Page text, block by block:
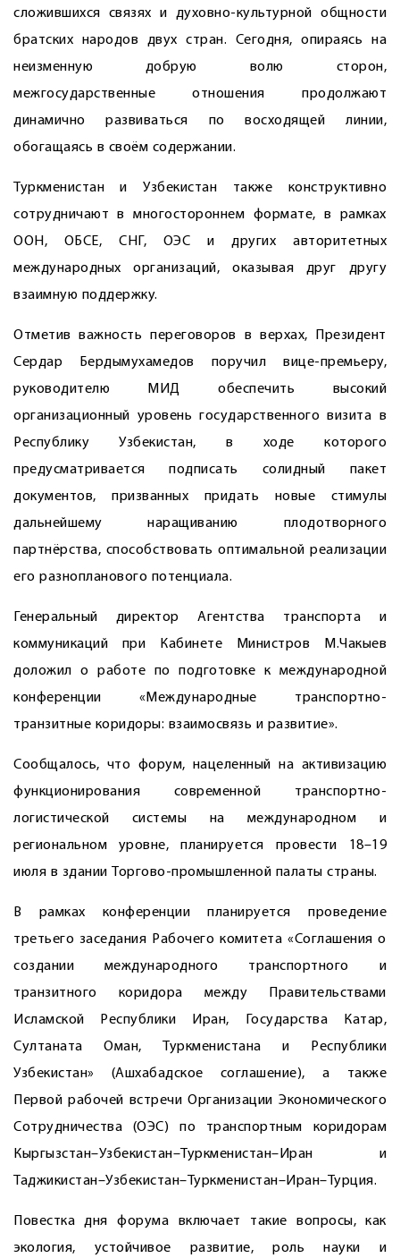
сложившихся связях и духовно-культурной общности
братских народов двух стран. Сегодня, опираясь на
неизменную добрую волю сторон,
межгосударственные отношения продолжают
динамично развиваться по восходящей линии,
обогащаясь в своём содержании.
Туркменистан и Узбекистан также конструктивно
сотрудничают в многостороннем формате, в рамках
ООН, ОБСЕ, СНГ, ОЭС и других авторитетных
международных организаций, оказывая друг другу
взаимную поддержку.
Отметив важность переговоров в верхах, Президент
Сердар Бердымухамедов поручил вице-премьеру,
руководителю МИД обеспечить высокий
организационный уровень государственного визита в
Республику Узбекистан, в ходе которого
предусматривается подписать солидный пакет
документов, призванных придать новые стимулы
дальнейшему наращиванию плодотворного
партнёрства, способствовать оптимальной реализации
его разнопланового потенциала.
Генеральный директор Агентства транспорта и
коммуникаций при Кабинете Министров М.Чакыев
доложил о работе по подготовке к международной
конференции «Международные транспортно-
транзитные коридоры: взаимосвязь и развитие».
Сообщалось, что форум, нацеленный на активизацию
функционирования сов­ременной транспортно-
логистической системы на международном и
региональном уровне, планируется провести 18–19
июля в здании Торгово-промышленной палаты страны.
В рамках конференции планируется проведение
третьего заседания Рабочего комитета «Соглашения о
создании международного транспортного и
транзитного коридора между Правительствами
Исламской Республики Иран, Государства Катар,
Султаната Оман, Туркменистана и Республики
Узбекистан» (Ашхабадское соглашение), а также
Первой рабочей встречи Организации Экономического
Сотрудничества (ОЭС) по транспортным коридорам
Кыргызстан–Узбекистан–Туркменистан–Иран и
Таджикистан–Узбекистан–Туркменистан–Иран–Турция.
Повестка дня форума включает такие вопросы, как
экология, устойчивое развитие, роль науки и